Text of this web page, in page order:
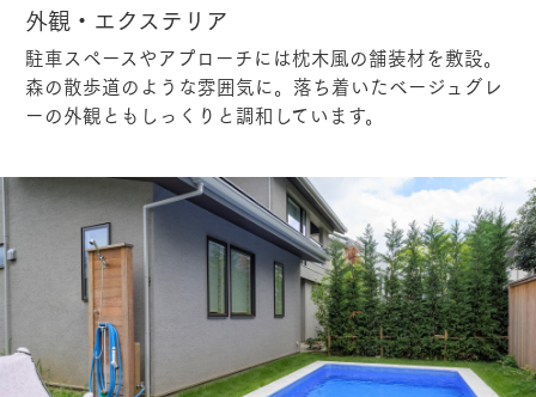
外観・エクステリア
駐車スペースやアプローチには枕木風の舗装材を敷設。
森の散歩道のような雰囲気に。落ち着いたベージュグレ
ーの外観ともしっくりと調和しています。